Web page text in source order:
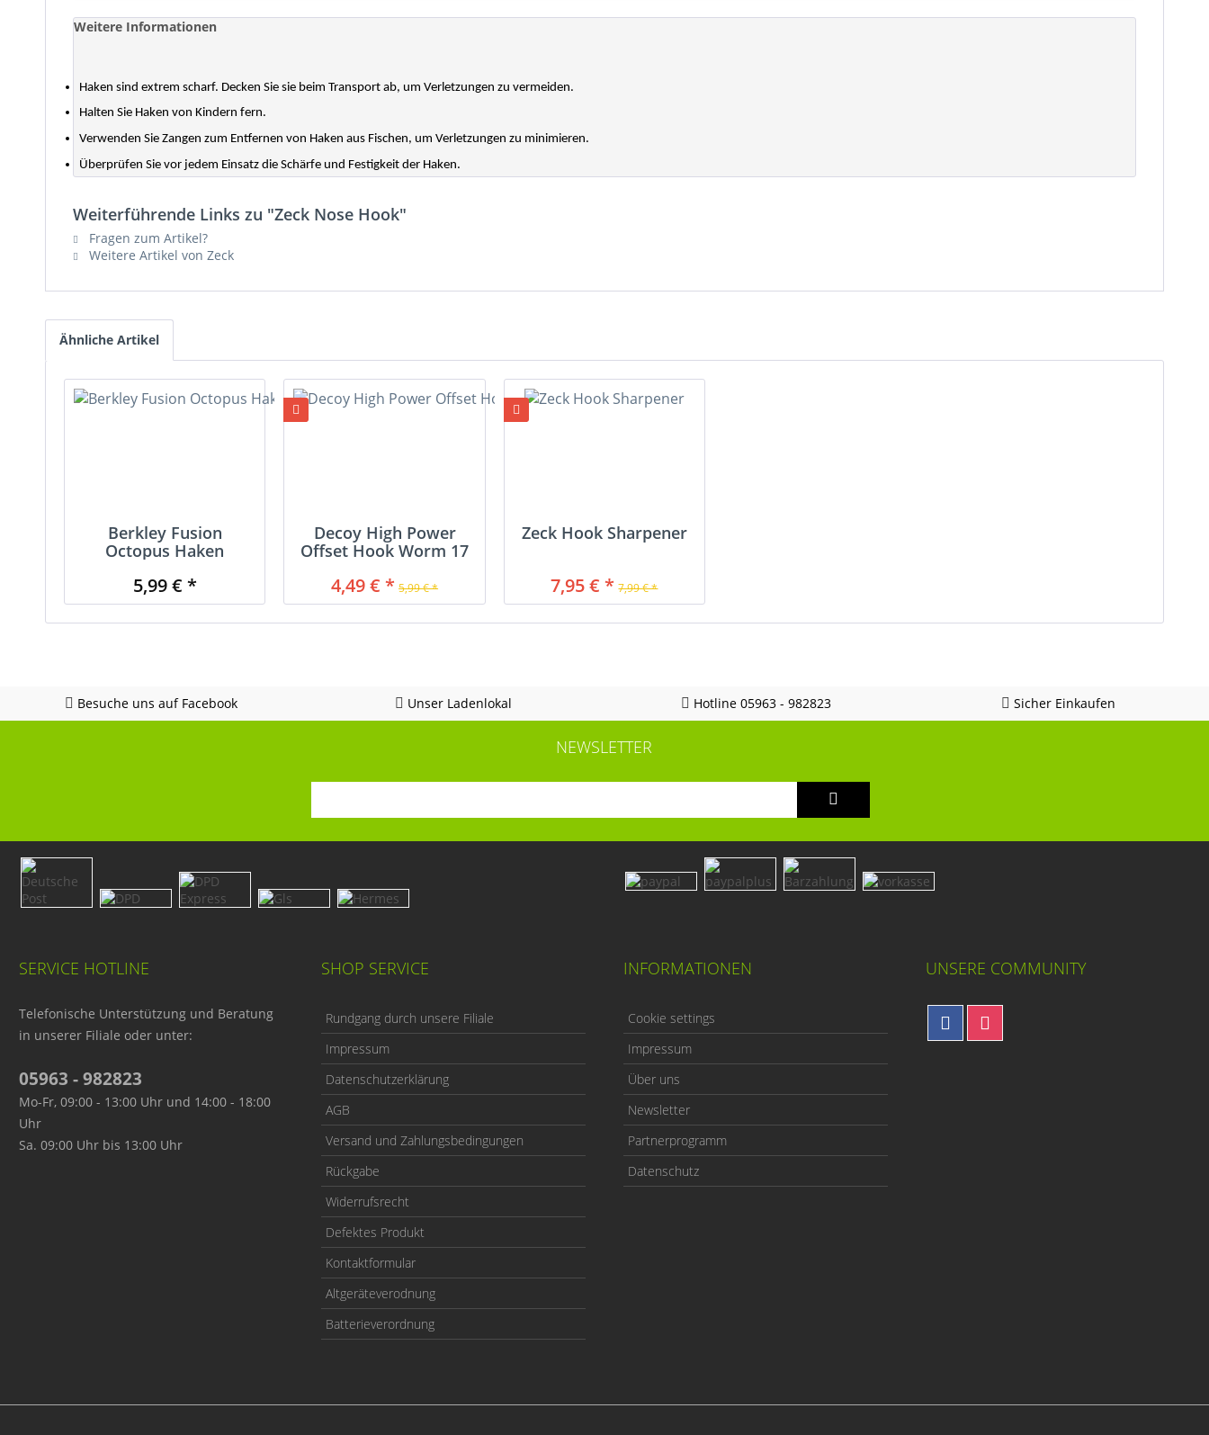
Weitere Informationen
Haken sind extrem scharf. Decken Sie sie beim Transport ab, um Verletzungen zu vermeiden.
Halten Sie Haken von Kindern fern.
Verwenden Sie Zangen zum Entfernen von Haken aus Fischen, um Verletzungen zu minimieren.
Überprüfen Sie vor jedem Einsatz die Schärfe und Festigkeit der Haken.
Weiterführende Links zu "Zeck Nose Hook"
Fragen zum Artikel?
Weitere Artikel von Zeck
Ähnliche Artikel
Berkley Fusion
Octopus Haken
5,99 € *
Decoy High Power
Offset Hook Worm 17
4,49 € * 5,99 € *
Zeck Hook Sharpener
7,95 € * 7,99 € *
Besuche uns auf Facebook Unser Ladenlokal Hotline 05963 - 982823 Sicher Einkaufen
NEWSLETTER
SERVICE HOTLINE
Telefonische Unterstützung und Beratung
in unserer Filiale oder unter:
05963 - 982823
Mo-Fr, 09:00 - 13:00 Uhr und 14:00 - 18:00
Uhr
Sa. 09:00 Uhr bis 13:00 Uhr
SHOP SERVICE
Rundgang durch unsere Filiale
Impressum
Datenschutzerklärung
AGB
Versand und Zahlungsbedingungen
Rückgabe
Widerrufsrecht
Defektes Produkt
Kontaktformular
Altgeräteverodnung
Batterieverordnung
INFORMATIONEN
Cookie settings
Impressum
Über uns
Newsletter
Partnerprogramm
Datenschutz
UNSERE COMMUNITY